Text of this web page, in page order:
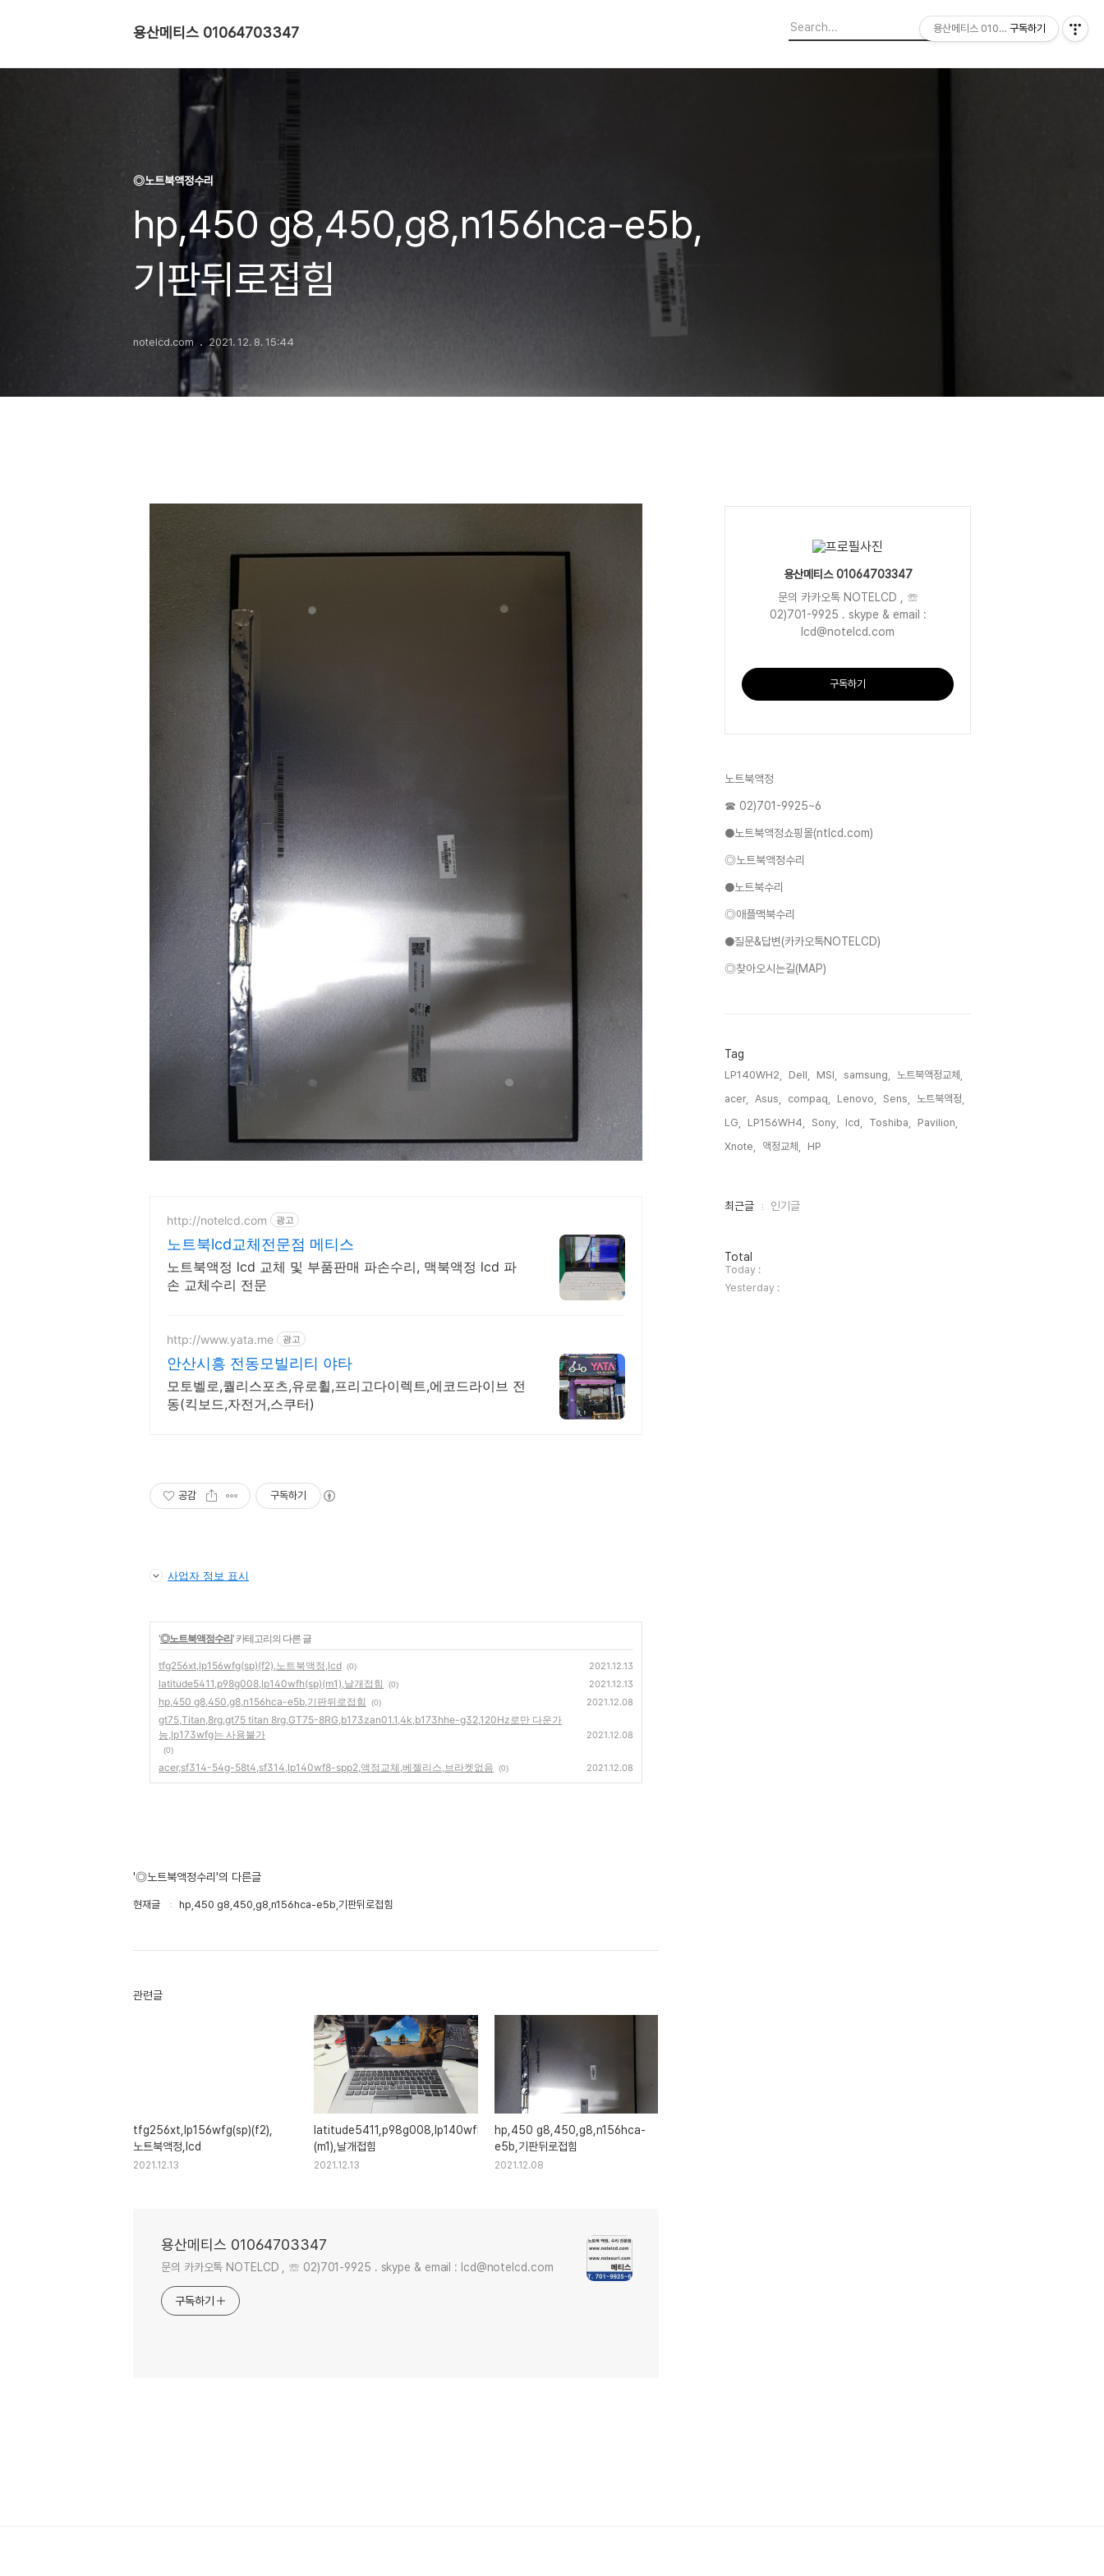
용산메티스 01064703347
◎노트북액정수리
hp,450 g8,450,g8,n156hca-e5b,
기판뒤로접힘
notelcd.com 2021. 12. 8. 15:44
http://notelcd.com 광고
노트북lcd교체전문점 메티스
노트북액정 lcd 교체 및 부품판매 파손수리, 맥북액정 lcd 파
손 교체수리 전문
http://www.yata.me 광고
안산시흥 전동모빌리티 야타
모토벨로,퀄리스포츠,유로휠,프리고다이렉트,에코드라이브 전
동(킥보드,자전거,스쿠터)
공감 구독하기
사업자 정보 표시
'◎노트북액정수리' 카테고리의 다른 글
tfg256xt,lp156wfg(sp)(f2),노트북액정,lcd (0) 2021.12.13
latitude5411,p98g008,lp140wfh(sp)(m1),날개접힘 (0) 2021.12.13
hp,450 g8,450,g8,n156hca-e5b,기판뒤로접힘 (0) 2021.12.08
gt75,Titan,8rg,gt75 titan 8rg,GT75-8RG,b173zan01.1,4k,b173hhe-g32,120Hz로만 다운가
능,lp173wfg는 사용불가
(0)
2021.12.08
acer,sf314-54g-58t4,sf314,lp140wf8-spp2,액정교체,베젤리스,브라켓없음 (0) 2021.12.08
'◎노트북액정수리'의 다른글
현재글 hp,450 g8,450,g8,n156hca-e5b,기판뒤로접힘
관련글
tfg256xt,lp156wfg(sp)(f2),
노트북액정,lcd
2021.12.13
latitude5411,p98g008,lp140wfh(sp)
(m1),날개접힘
2021.12.13
hp,450 g8,450,g8,n156hca-
e5b,기판뒤로접힘
2021.12.08
용산메티스 01064703347
문의 카카오톡 NOTELCD , ☏ 02)701-9925 . skype & email : lcd@notelcd.com
구독하기
용산메티스 01064703347
문의 카카오톡 NOTELCD , ☏
02)701-9925 . skype & email :
lcd@notelcd.com
구독하기
노트북액정
☎ 02)701-9925~6
●노트북액정쇼핑몰(ntlcd.com)
◎노트북액정수리
●노트북수리
◎애플맥북수리
●질문&답변(카카오톡NOTELCD)
◎찾아오시는길(MAP)
Tag
LP140WH2, Dell, MSI, samsung,
노트북액정교체,
acer,
Asus, compaq, Lenovo, Sens,
노트북액정,
LG,
LP156WH4, Sony, lcd, Toshiba,
Pavilion,
Xnote,
액정교체, HP,
최
인
기
글
최근글 인기글
방
문
자
수
Total
Today :
Yesterday :
용산메티스 01064703347
구독하기